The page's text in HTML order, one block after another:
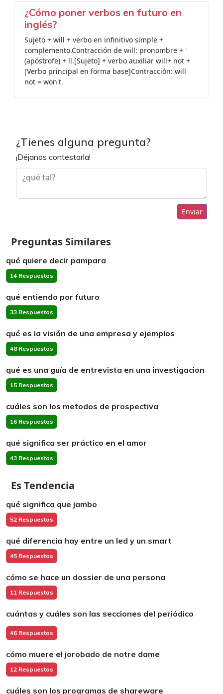
¿Cómo poner verbos en futuro en
inglés?
Sujeto + will + verbo en infinitivo simple +
complemento.Contracción de will: pronombre + '
(apóstrofe) + ll.[Sujeto] + verbo auxiliar will+ not +
[Verbo principal en forma base]Contracción: will
not = won't.
¿Tienes alguna pregunta?
¡Déjanos contestarla!
Enviar
Preguntas Similares
qué quiere decir pampara
14 Respuestas
qué entiendo por futuro
33 Respuestas
qué es la visión de una empresa y ejemplos
48 Respuestas
qué es una guía de entrevista en una investigacion
15 Respuestas
cuáles son los metodos de prospectiva
16 Respuestas
qué significa ser práctico en el amor
43 Respuestas
Es Tendencia
qué significa que jambo
52 Respuestas
qué diferencia hay entre un led y un smart
45 Respuestas
cómo se hace un dossier de una persona
11 Respuestas
cuántas y cuáles son las secciones del periódico
46 Respuestas
cómo muere el jorobado de notre dame
12 Respuestas
cuáles son los programas de shareware